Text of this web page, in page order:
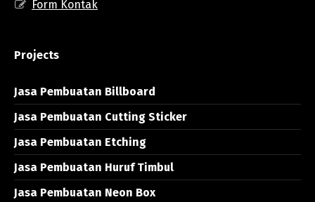
Form Kontak
Projects
Jasa Pembuatan Billboard
Jasa Pembuatan Cutting Sticker
Jasa Pembuatan Etching
Jasa Pembuatan Huruf Timbul
Jasa Pembuatan Neon Box